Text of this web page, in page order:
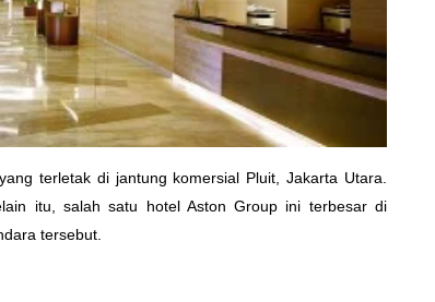
terletak di jantung komersial Pluit, Jakarta Utara.
itu, salah satu hotel Aston Group ini terbesar di
tersebut.